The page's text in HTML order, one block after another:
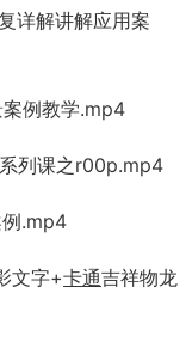
详解讲解应用案
例教学.mp4
列课之r00p.mp4
.mp4
文字+卡通吉祥物龙